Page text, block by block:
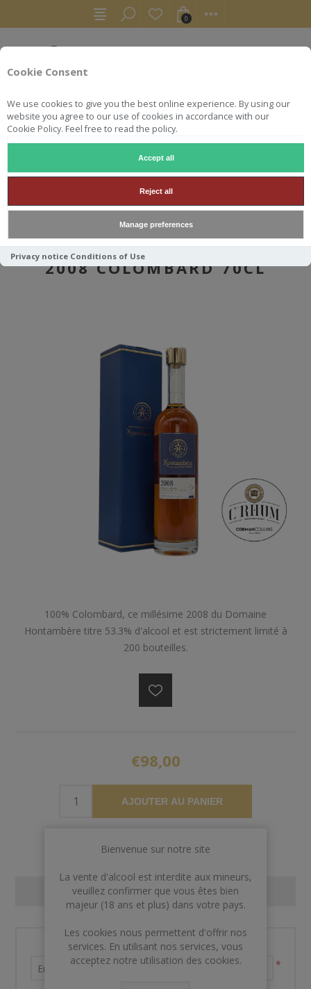
Cookie Consent
We use cookies to give you the best online experience. By using our
website you agree to our use of cookies in accordance with our
Cookie Policy. Feel free to read the policy.
Accept all
Reject all
Manage preferences
Privacy notice Conditions of Use
0
DOMAINE DE HONTAMBERE 2008 COLOMBARD 70CL
DOMAINE DE HONTAMBERE
2008 COLOMBARD 70CL
100% Colombard, ce millésime 2008 du Domaine
Hontambère titre 53.3% d'alcool et est strictement limité à
200 bouteilles.
€98,00
AJOUTER AU PANIER
CONTACT US
Nom et prénom
*
Bienvenue sur notre site
La vente d'alcool est interdite aux mineurs,
veuillez confirmer que vous êtes bien
majeur (18 ans et plus) dans votre pays.
Les cookies nous permettent d'offrir nos
services. En utilisant nos services, vous
acceptez notre utilisation des cookies.